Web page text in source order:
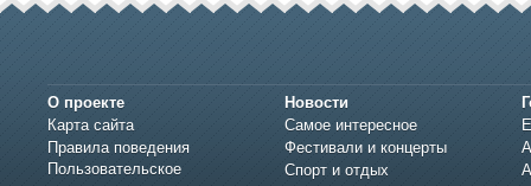
О проекте
Карта сайта
Правила поведения
Пользовательское
Новости
Самое интересное
Фестивали и концерты
Спорт и отдых